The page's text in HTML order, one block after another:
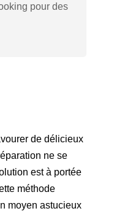
pour des
de délicieux
ne se
est à portée
méthode
moyen astucieux